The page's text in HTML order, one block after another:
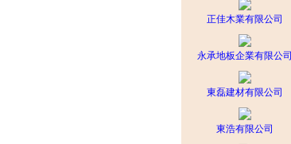
正佳木業有限公司
永承地板企業有限公司
東磊建材有限公司
東浩有限公司